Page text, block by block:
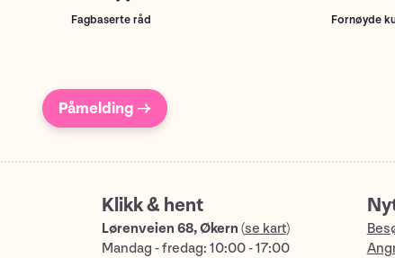
Fagbaserte råd Fornøyde
Påmelding →
Klikk & hent
Lørenveien 68, Økern (se kart)
Mandag - fredag: 10:00 - 17:00